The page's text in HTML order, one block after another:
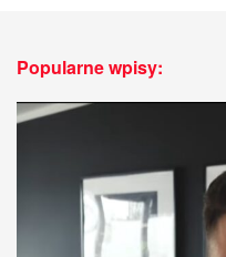
Popularne wpisy: